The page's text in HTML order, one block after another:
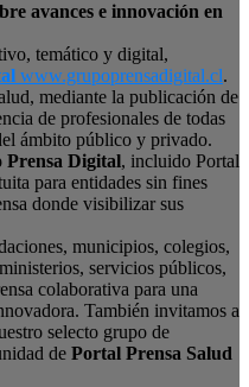
avances e innovación en
temático y digital,
www.grupoprensadigital.cl.
mediante la publicación de
de profesionales de todas
ámbito público y privado.
Prensa Digital, incluido Portal
para entidades sin fines
donde visibilizar sus
municipios, colegios,
servicios públicos,
colaborativa para una
También invitamos a
selecto grupo de
de Portal Prensa Salud